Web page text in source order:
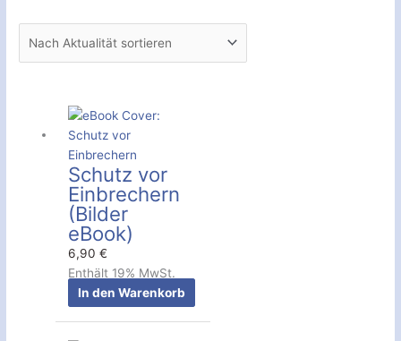
Schutz vor
Einbrechern
(Bilder
eBook)
6,90 €
Enthält 19% MwSt.
In den Warenkorb